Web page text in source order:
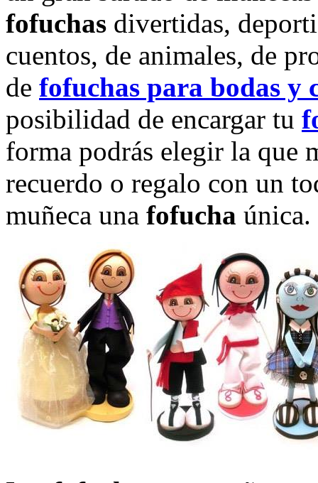
fofuchas divertidas,
cuentos, de animales, de
de fofuchas para bodas y
posibilidad de encargar tu
forma podrás elegir la que
recuerdo o regalo con un
muñeca una fofucha única.